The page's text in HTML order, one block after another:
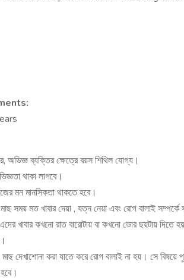
অভিজ্ঞ ব্যক্তির ক্ষেত্রে বয়স শিথিল যোগ্য।
থাকা লাগবে।
মন মানসিকতা থাকতে হবে।
সময় মত খাবার দেয়া , যত্ন নেয়া এবং রোগ বালাই সম্পর্কে
খাবার কখনো রাত বারোটায় বা কখনো ভোর ছয়টায় দিতে
দেখাশোনা করা যাতে করে রোগ বালাই না হয়। সে বিষয়ে